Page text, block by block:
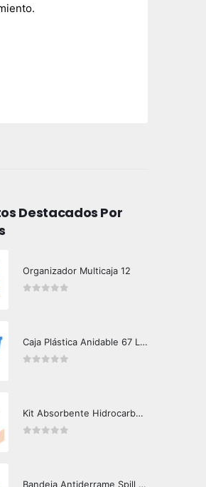
Destacados Por
Organizador Multicaja 12
Caja Plástica Anidable 67 Lts MKN-310
Kit Absorbente Hidrocarburos Crunch Oil K3000
Bandeja Antiderrame Spill Barrier 160 litros Certificada